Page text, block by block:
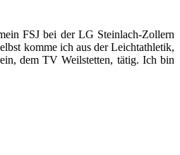
FSJ bei der LG Steinlach-Zollern
komme ich aus der Leichtathletik,
dem TV Weilstetten, tätig. Ich bin